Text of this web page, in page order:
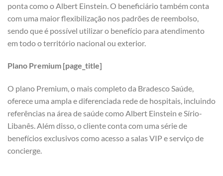
ponta como o Albert Einstein. O beneficiário também conta
com uma maior flexibilização nos padrões de reembolso,
sendo que é possível utilizar o benefício para atendimento
em todo o território nacional ou exterior.
Plano Premium [page_title]
O plano Premium, o mais completo da Bradesco Saúde,
oferece uma ampla e diferenciada rede de hospitais, incluindo
referências na área de saúde como Albert Einstein e Sírio-
Libanês. Além disso, o cliente conta com uma série de
benefícios exclusivos como acesso a salas VIP e serviço de
concierge.